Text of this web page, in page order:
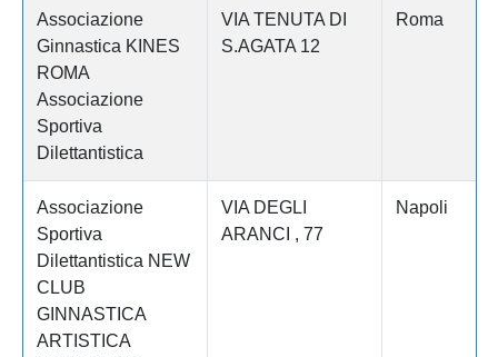
Associazione
Ginnastica KINES
ROMA
Associazione
Sportiva
Dilettantistica
VIA TENUTA DI
S.AGATA 12
Roma
Associazione
Sportiva
Dilettantistica NEW
CLUB
GINNASTICA
ARTISTICA
VIA DEGLI
ARANCI , 77
Napoli